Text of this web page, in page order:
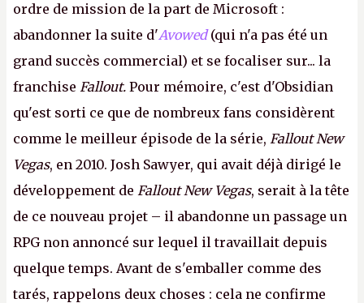
ordre de mission de la part de Microsoft :
abandonner la suite d'Avowed(qui n'a pas été un
grand succès commercial) et se focaliser sur... la
franchise Fallout. Pour mémoire, c'est d'Obsidian
qu'est sorti ce que de nombreux fans considèrent
comme le meilleur épisode de la série, Fallout New
Vegas, en 2010. Josh Sawyer, qui avait déjà dirigé le
développement de Fallout New Vegas, serait à la tête
de ce nouveau projet – il abandonne un passage un
RPG non annoncé sur lequel il travaillait depuis
quelque temps. Avant de s'emballer comme des
tarés, rappelons deux choses : cela ne confirme